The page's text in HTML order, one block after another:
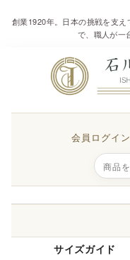
創業1920年。日本の挑戦を支
で、職人が一
会員ログイン
サイズガイド